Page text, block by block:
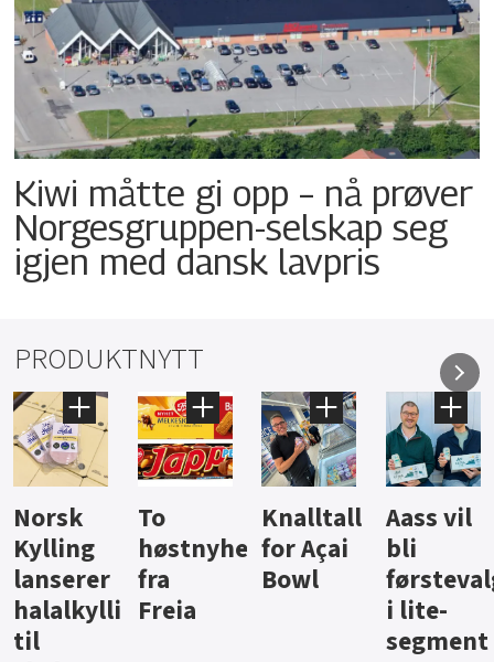
Kiwi måtte gi opp – nå prøver
Norgesgruppen-selskap seg
igjen med dansk lavpris
PRODUKTNYTT
Knalltall
for Açai
Bowl
Aass vil
bli
førstevalg
i lite-
Brus og
jus fra
Berentsen
Hard
iste fra
Hansa